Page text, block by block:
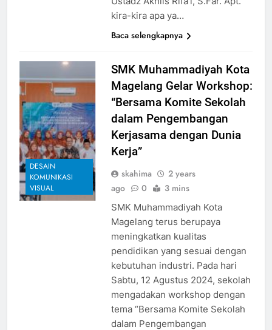
kira-kira apa ya…
Baca selengkapnya
DESAIN
KOMUNIKASI
VISUAL
SMK Muhammadiyah Kota
Magelang Gelar Workshop:
“Bersama Komite Sekolah
dalam Pengembangan
Kerjasama dengan Dunia
Kerja”
skahima
2 years
ago
0 3 mins
SMK Muhammadiyah Kota
Magelang terus berupaya
meningkatkan kualitas
pendidikan yang sesuai dengan
kebutuhan industri. Pada hari
Sabtu, 12 Agustus 2024, sekolah
mengadakan workshop dengan
tema “Bersama Komite Sekolah
dalam Pengembangan